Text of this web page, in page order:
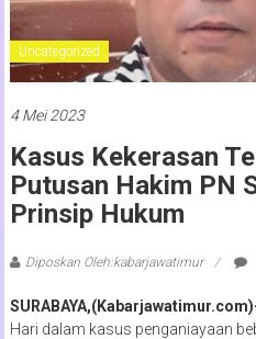
Uncategorized
4 Mei 2023
Kasus Kekerasan
Putusan Hakim PN
Prinsip Hukum
Diposkan Oleh:kabarjawatimur
Hari dalam kasus penganiayaan